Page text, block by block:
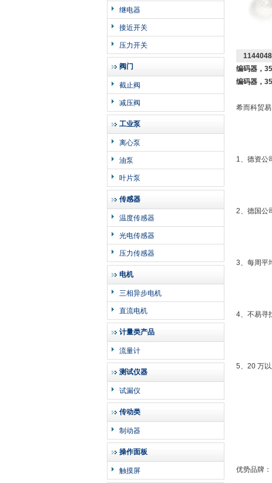
继电器
接近开关
压力开关
阀门
截止阀
减压阀
工业泵
离心泵
油泵
叶片泵
传感器
温度传感器
光电传感器
压力传感器
电机
三相异步电机
直流电机
计量类产品
流量计
测试仪器
试漏仪
传动类
制动器
操作面板
触摸屏
编码器，
编码器，
希而科贸
1、德资公
2、德国公
3、每周平
4、不易寻
5、20 万
优势品牌：